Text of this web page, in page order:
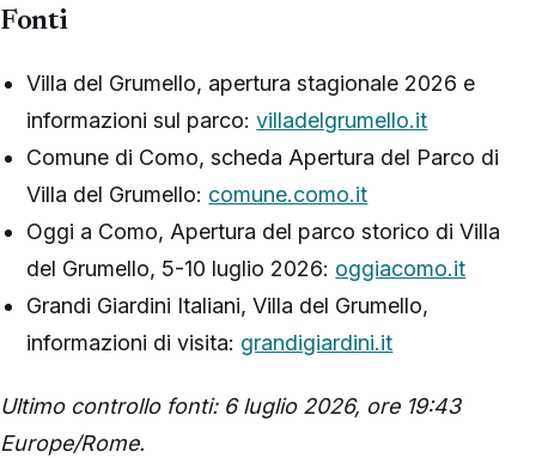
Fonti
Villa del Grumello, apertura stagionale 2026 e
informazioni sul parco:villadelgrumello.it
Comune di Como, scheda Apertura del Parco di
Villa del Grumello: comune.como.it
Oggi a Como, Apertura del parco storico di Villa
del Grumello, 5-10 luglio 2026: oggiacomo.it
Grandi Giardini Italiani, Villa del Grumello,
informazioni di visita: grandigiardini.it
Ultimo controllo fonti: 6 luglio 2026, ore 19:43
Europe/Rome.